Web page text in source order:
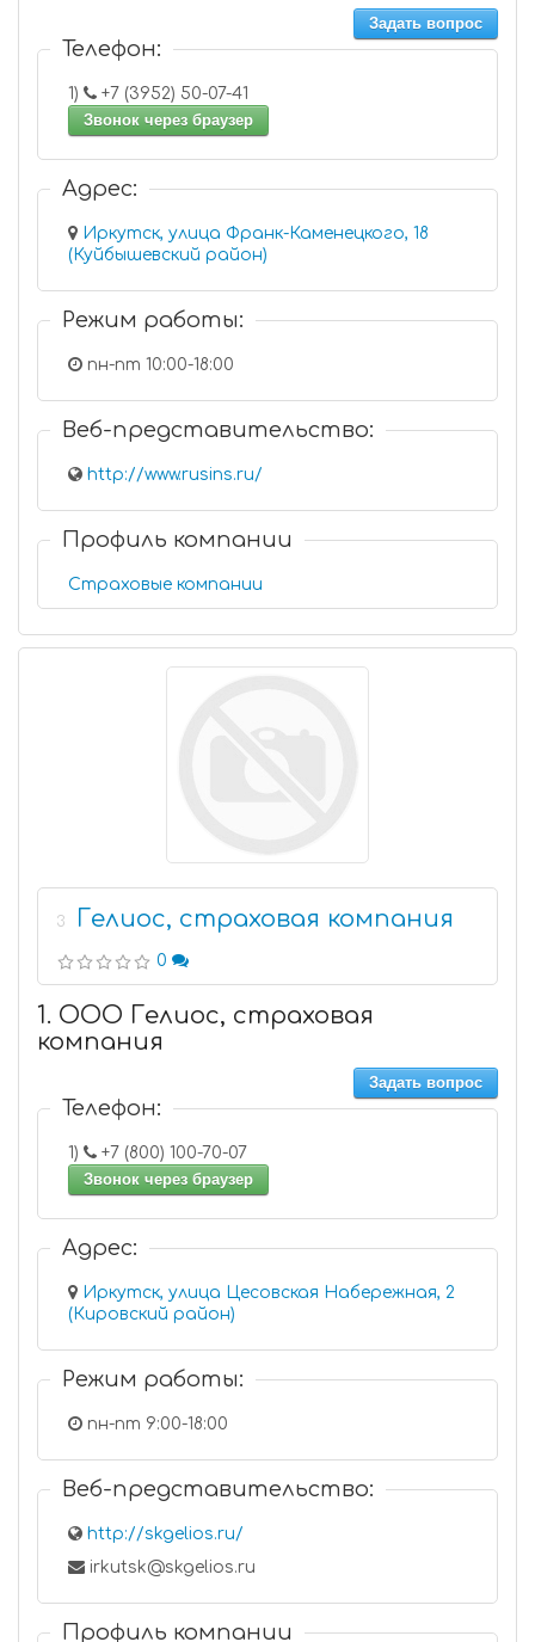
Задать вопрос
Телефон:
1)
+7 (3952) 50-07-41
Звонок через браузер
Адрес:
Иркутск, улица Франк-Каменецкого, 18
(Куйбышевский район)
Режим работы:
пн-пт 10:00-18:00
Веб-представительство:
http://www.rusins.ru/
Профиль компании
Страховые компании
3 Гелиос, страховая компания
0
1. ООО Гелиос, страховая
компания
Задать вопрос
Телефон:
1)
+7 (800) 100-70-07
Звонок через браузер
Адрес:
Иркутск, улица Цесовская Набережная, 2
(Кировский район)
Режим работы:
пн-пт 9:00-18:00
Веб-представительство:
http://skgelios.ru/
irkutsk@skgelios.ru
Профиль компании